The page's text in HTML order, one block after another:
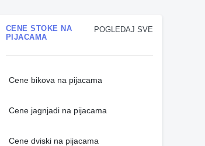
POGLEDAJ SVE
CENE STOKE NA
PIJACAMA
Cene bikova na pijacama
Cene jagnjadi na pijacama
Cene dviski na pijacama